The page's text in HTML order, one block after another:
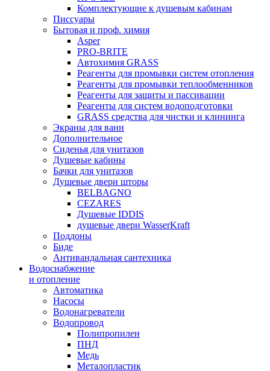
Комплектующие к душевым кабинам
Писсуары
Бытовая и проф. химия
Asper
PRO-BRITE
Автохимия GRASS
Реагенты для промывки систем отопления
Реагенты для промывки теплообменников
Реагенты для защиты и пассивации
Реагенты для систем водоподготовки
GRASS средства для чистки и клининга
Экраны для ванн
Дополнительное
Сиденья для унитазов
Душевые кабины
Бачки для унитазов
Душевые двери шторы
BELBAGNO
CEZARES
Душевые IDDIS
душевые двери WasserKraft
Поддоны
Биде
Антивандальная сантехника
Водоснабжение
и отопление
Автоматика
Насосы
Водонагреватели
Водопровод
Полипропилен
ПНД
Медь
Металопластик